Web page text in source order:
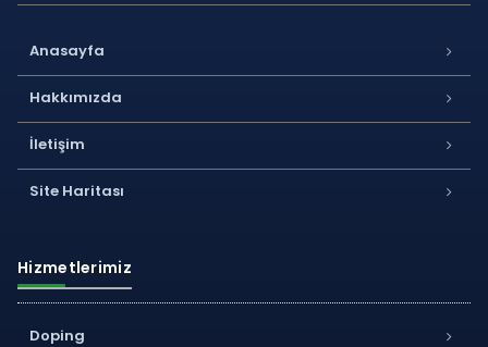
Anasayfa
Hakkımızda
İletişim
Site Haritası
Hizmetlerimiz
Doping